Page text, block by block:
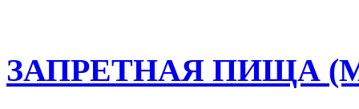
ЗАПРЕТНАЯ ПИЩА